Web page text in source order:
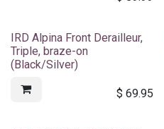
IRD Alpina Front Derailleur,
Triple, braze-on
(Black/Silver)
$ 69.95